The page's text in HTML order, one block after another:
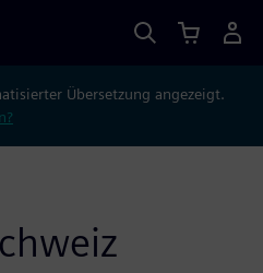
Übersetzung angezeigt.